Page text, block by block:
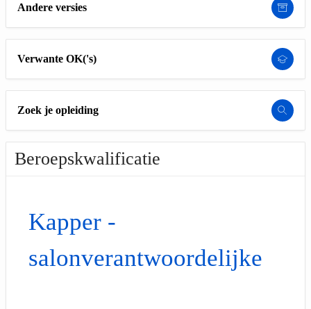
Andere versies
Verwante OK('s)
Zoek je opleiding
Beroepskwalificatie
Kapper -
salonverantwoordelijke